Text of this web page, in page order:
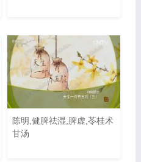
陈明,健脾祛湿,脾虚,苓桂术
甘汤